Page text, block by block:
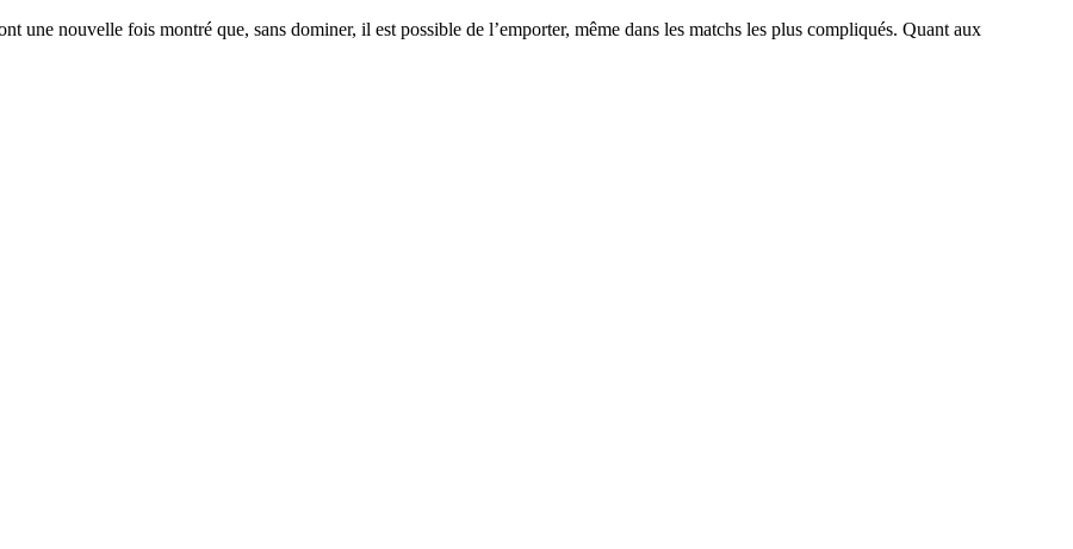
une nouvelle fois montré que, sans dominer, il est possible de l’emporter, même dans les matchs les plus compliqués. Quant aux